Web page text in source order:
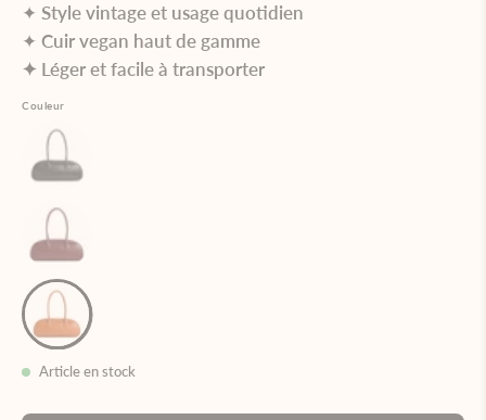
✦ Style vintage et usage quotidien
✦ Cuir vegan haut de gamme
✦ Léger et facile à transporter
Couleur
Article en stock